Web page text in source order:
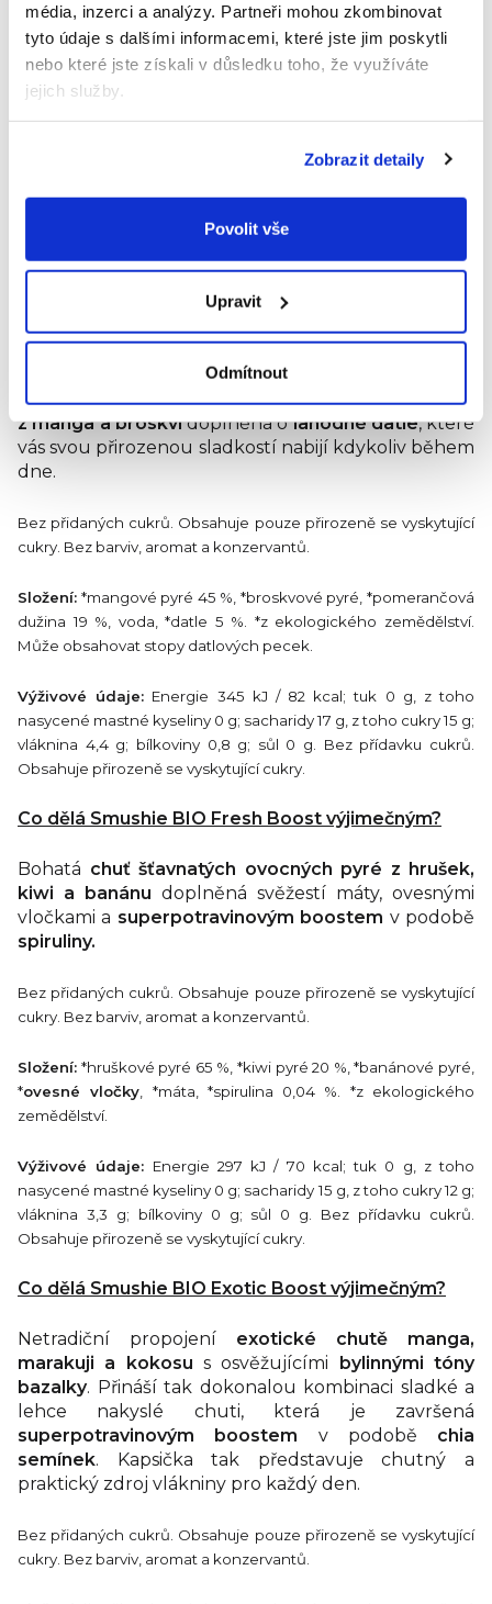
média, inzerci a analýzy. Partneři mohou zkombinovat
tyto údaje s dalšími informacemi, které jste jim poskytli
nebo které jste získali v důsledku toho, že využíváte
jejich služby.
Zobrazit detaily
Povolit vše
Upravit
Odmítnout
Bez přidaných cukrů. Obsahuje pouze přirozeně se vyskytující
cukry. Bez barviv, aromat a konzervantů.
Složení:*banánové pyré, *hruškové pyré, *černý rybíz 14 %,
*kokosová směs 12 % (kokosový extrakt, voda), *semena chia
Energie 365 kJ / 87 kcal; tuk 2 g, z toho
g; vláknina 4,4 g; bílkoviny 0,9 g; sůl 0,01 g. Bez přídavku cukrů.
Obsahuje přirozeně se vyskytující cukry.
Co dělá Smushie BIO Tropical Boost výjimečným?
Bohatá šťavnatá chuťdíky kvalitním ovocným pyré
z manga a broskvídoplněná olahodné datle, které
vás svou přirozenou sladkostí nabijí kdykoliv během
dne.
Bez přidaných cukrů. Obsahuje pouze přirozeně se vyskytující
cukry. Bez barviv, aromat a konzervantů.
Složení: *mangové pyré 45 %, *broskvové pyré, *pomerančová
dužina 19 %, voda, *datle 5 %. *z ekologického zemědělství.
Může obsahovat stopy datlových pecek.
Výživové údaje: Energie 345 kJ / 82 kcal; tuk 0 g, z toho
nasycené mastné kyseliny 0 g; sacharidy 17 g, z toho cukry 15 g;
vláknina 4,4 g; bílkoviny 0,8 g; sůl 0 g. Bez přídavku cukrů.
Obsahuje přirozeně se vyskytující cukry.
Co dělá Smushie BIO Fresh Boost výjimečným?
Bohatá chuť šťavnatých ovocných pyré z hrušek,
kiwi a banánu doplněná svěžestí máty, ovesnými
vločkami a superpotravinovým boostem v podobě
spiruliny.
Bez přidaných cukrů. Obsahuje pouze přirozeně se vyskytující
cukry. Bez barviv, aromat a konzervantů.
Složení: *hruškové pyré 65 %, *kiwi pyré 20 %, *banánové pyré,
*ovesné vločky, *máta, *spirulina 0,04 %. *z ekologického
zemědělství.
Výživové údaje: Energie 297 kJ / 70 kcal; tuk 0 g, z toho
nasycené mastné kyseliny 0 g; sacharidy 15 g, z toho cukry 12 g;
vláknina 3,3 g; bílkoviny 0 g; sůl 0 g. Bez přídavku cukrů.
Obsahuje přirozeně se vyskytující cukry.
Co dělá Smushie BIO Exotic Boost výjimečným?
Netradiční propojení exotické chutě manga,
marakuji a kokosu s osvěžujícími
bylinnými tóny
bazalky. Přináší tak dokonalou kombinaci sladké a
lehce nakyslé chuti, která je završená
superpotravinovým boostem v podobě chia
semínek. Kapsička tak představuje chutný a
praktický zdroj vlákniny pro každý den.
Bez přidaných cukrů. Obsahuje pouze přirozeně se vyskytující
cukry. Bez barviv, aromat a konzervantů.